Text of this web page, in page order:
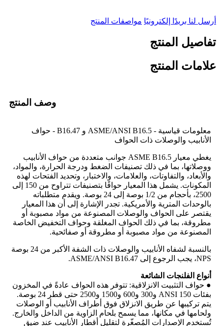
أرسل لنا بريدًا إلكترونيًا مواصفات المنتج
تفاصيل المنتج
علامات المنتج
وصف المنتج
معلومات قياسية - ASME/ANSI B16.5 و B16.47 - حواف
الأنابيب والوصلات ذات الحواف
يغطي معيار ASME B16.5 جوانب متعددة من حواف الأنابيب
ووصلاتها، بما في ذلك تصنيفات الضغط ودرجة الحرارة، والمواد،
والأبعاد، والتفاوتات، والعلامات، والاختبار، وتحديد الفتحات لهذه
المكونات. يشمل هذا المعيار حوافًا بتصنيفات تتراوح من 150 إلى
2500، بأحجام من 1/2 بوصة إلى 24 بوصة. ويقدم متطلباته
بالوحدات المترية والأمريكية. تجدر الإشارة إلى أن هذا المعيار
يقتصر على الحواف والوصلات المصنوعة من مواد مصبوبة أو
مطروقة، بما في ذلك الحواف المغلقة وحواف التخفيض الخاصة
المصنوعة من مواد مصبوبة أو مطروقة أو صفائحية.
بالنسبة لشفاه الأنابيب والوصلات ذات الشفة الأكبر من 24 بوصة
NPS، يجب الرجوع إلى ASME/ANSI B16.47.
أنواع الفلنجات الشائعة
● حواف التثبيت الانزلاقية: تتوفر هذه الحواف عادةً في المخزون
بفئات ANSI 150 و300 و600 و1500 و2500 حتى قطر 24 بوصة.
يتم تركيبها عن طريق الانزلاق فوق أطراف الأنابيب أو الوصلات
ولحامها في مكانها، مما يسمح بلحام الزاوية من الداخل والخارج.
تُستخدم الإصدارات المُصغّرة لتقليل أقطار الأنابيب عند ضيق